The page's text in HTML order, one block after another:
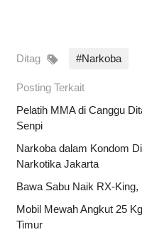
Ditag #Narkoba
Posting Terkait
Pelatih MMA di Canggu
Senpi
Narkoba dalam Kondom
Narkotika Jakarta
Bawa Sabu Naik RX-
Mobil Mewah Angkut 25
Timur